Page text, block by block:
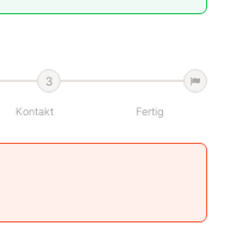
3
Kontakt Fertig